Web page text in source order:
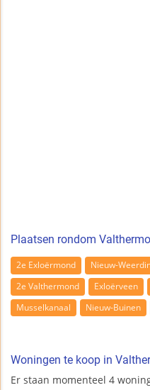
Plaatsen rondom
2e Exloërmond Nieuw-
2e Valthermond
Exloërveen
Musselkanaal
Nieuw-Buinen
Woningen te koop in
Er staan momenteel 4